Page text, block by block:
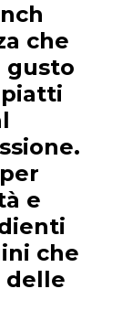
che
gusto
piatti
e
che
delle